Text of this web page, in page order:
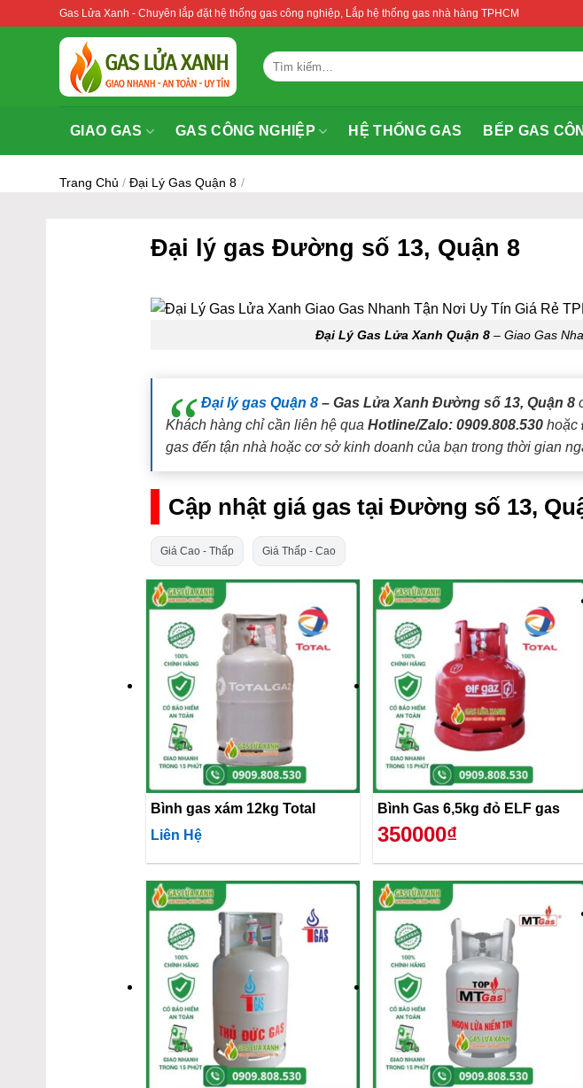
Gas Lửa Xanh - Chuyên lắp đặt hệ thống gas công nghiệp, Lắp hệ thống gas nhà hàng TPHCM
Tìm
kiếm:
GIAO GAS GAS CÔNG NGHIỆP HỆ THỐNG GAS BẾP GAS
Trang Chủ / Đại Lý Gas Quận 8 /
Đại lý gas Đường số 13, Quận 8
Đại Lý Gas Lửa Xanh Quận 8– Giao Gas
Đại lý gas Quận 8 – Gas Lửa Xanh Đường số 13, Quận 8
Khách hàng chỉ cần liên hệ quaHotline/Zalo: 0909.808.530 hoặc
gas đến tận nhà hoặc cơ sở kinh doanh của bạn trong thời gian
Cập nhật giá gas tại Đường số 13,
Giá Cao - Thấp Giá Thấp - Cao
Bình gas xám 12kg Total
Liên Hệ
Bình Gas 6,5kg đỏ ELF gas
350000₫